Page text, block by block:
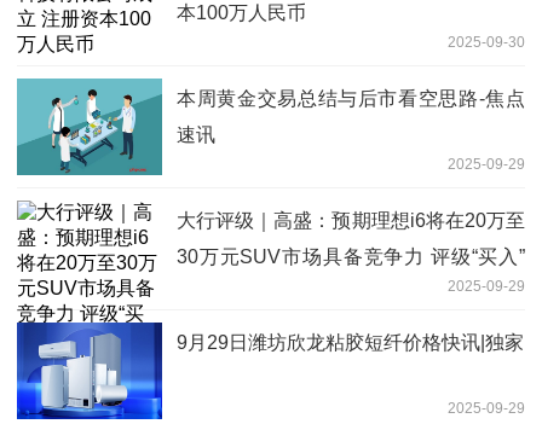
本100万人民币
2025-09-30
本周黄金交易总结与后市看空思路-焦点
速讯
2025-09-29
大行评级｜高盛：预期理想i6将在20万至
30万元SUV市场具备竞争力 评级“买入”
2025-09-29
9月29日潍坊欣龙粘胶短纤价格快讯|独家
2025-09-29